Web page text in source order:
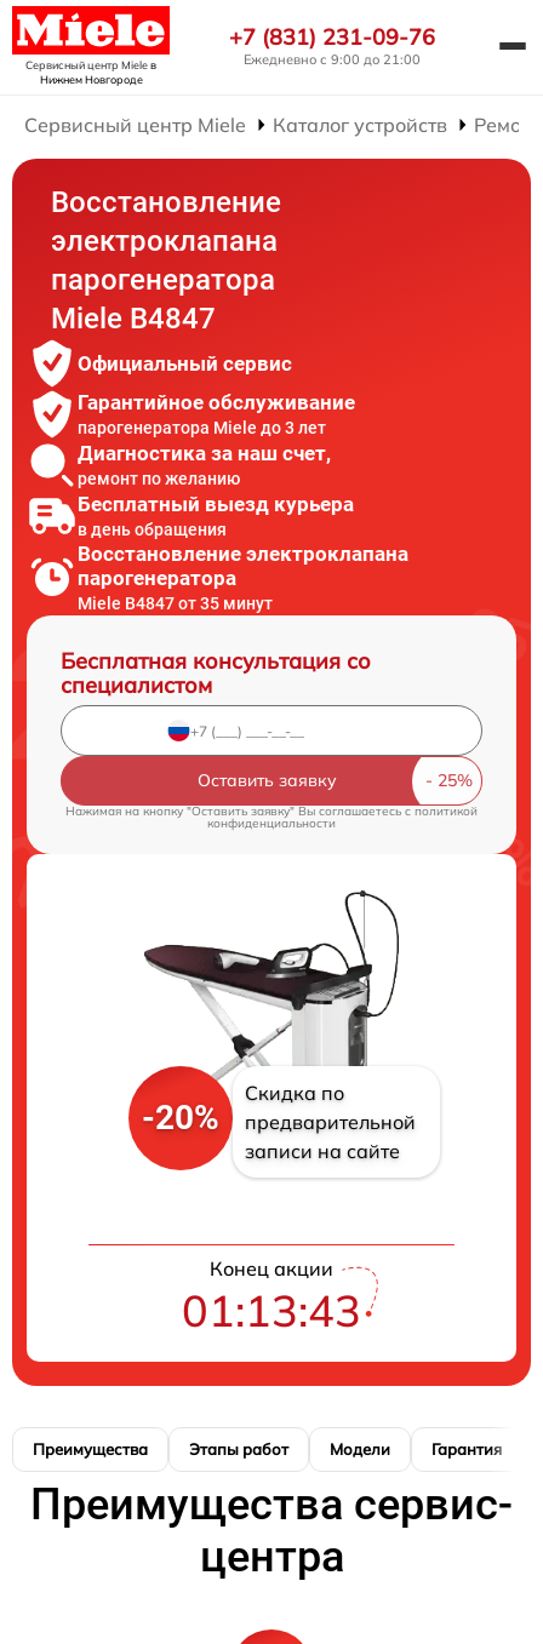
Сервисный центр Mieleв
Нижнем Новгороде
+7 (831) 231-09-76
Ежедневно с 9:00 до 21:00
Сервисный центр Miele Каталог устройств
Восстановление
электроклапана
парогенератора
Miele B4847
Официальный сервис
Гарантийное обслуживание
парогенератора Miele до 3 лет
Диагностика за наш счет,
ремонт по желанию
Бесплатный выезд курьера
в день обращения
Восстановление электроклапана
парогенератора
Miele B4847 от 35 минут
Бесплатная консультация со
специалистом
Оставить заявку
Нажимая на кнопку "Оставить заявку" Вы соглашаетесь cполитикой
конфиденциальности
-20%
Скидка по
предварительной
записи на сайте
Конец акции
01:13:42
Преимущества Этапы работ Модели Гарантия
Преимущества сервис-
центра